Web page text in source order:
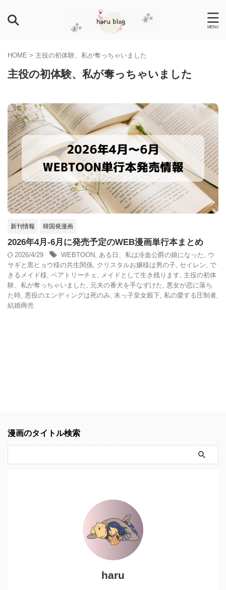
HOME > 主役の初体験、私が奪っちゃいました
主役の初体験、私が奪っちゃいました
新刊情報 韓国発漫画
2026年4月-6月に発売予定のWEB漫画単行本まとめ
2026/4/29 WEBTOON, ある日、私は冷血公爵の娘になった , ウ
サギと黒ヒョウ様の共生関係, クリスタルお嬢様は男の子, セイレン, で
きるメイド様, ベアトリーチェ , メイドとして生き残ります, 主役の初体
験、私が奪っちゃいました , 元夫の番犬を手なずけた , 悪女が恋に落ち
た時, 悪役のエンディングは死のみ, 末っ子皇女殿下, 私の愛する圧制者,
結婚商売
漫画のタイトル検索
haru